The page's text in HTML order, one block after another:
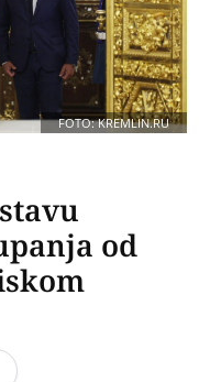
FOTO: KREMLIN.RU
od